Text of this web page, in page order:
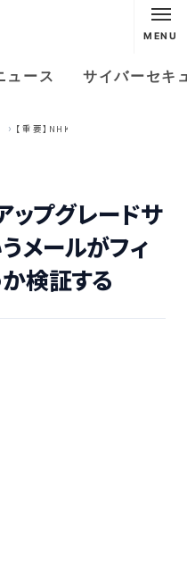
MENU
ュース サイバーセキ
ップグレードサ
メールがフィ
検証する